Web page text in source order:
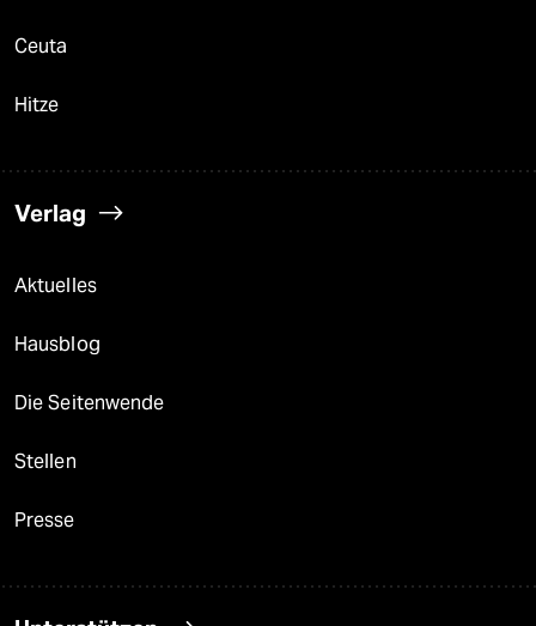
Ceuta
Hitze
Verlag
Aktuelles
Hausblog
Die Seitenwende
Stellen
Presse